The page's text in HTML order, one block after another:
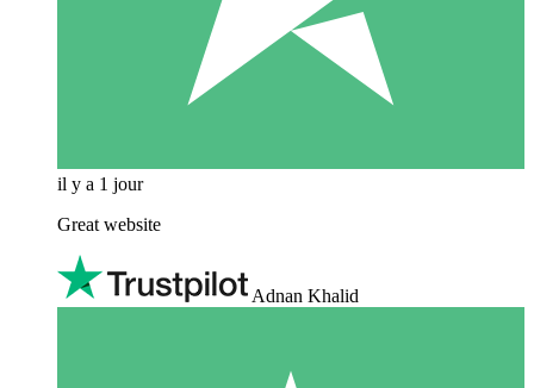
il y a 1 jour
Great website
Adnan Khalid